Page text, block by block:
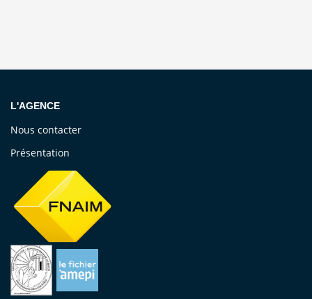
L'AGENCE
Nous contacter
Présentation